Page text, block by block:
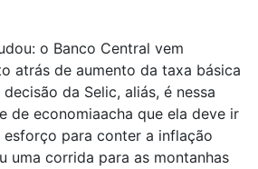
o Banco Central vem
atrás de aumento da taxa básica
da Selic, aliás, é nessa
de economiaacha que ela deve ir
esforço para conter a inflação
uma corrida para as montanhas